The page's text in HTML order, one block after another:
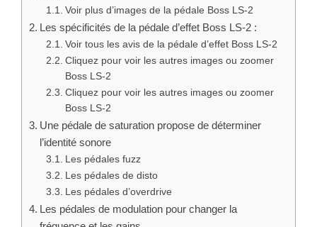
Voir plus d’images de la pédale Boss LS-2
Les spécificités de la pédale d’effet Boss LS-2 :
Voir tous les avis de la pédale d’effet Boss LS-2
Cliquez pour voir les autres images ou zoomer
Boss LS-2
Cliquez pour voir les autres images ou zoomer
Boss LS-2
Une pédale de saturation propose de déterminer
l’identité sonore
Les pédales fuzz
Les pédales de disto
Les pédales d’overdrive
Les pédales de modulation pour changer la